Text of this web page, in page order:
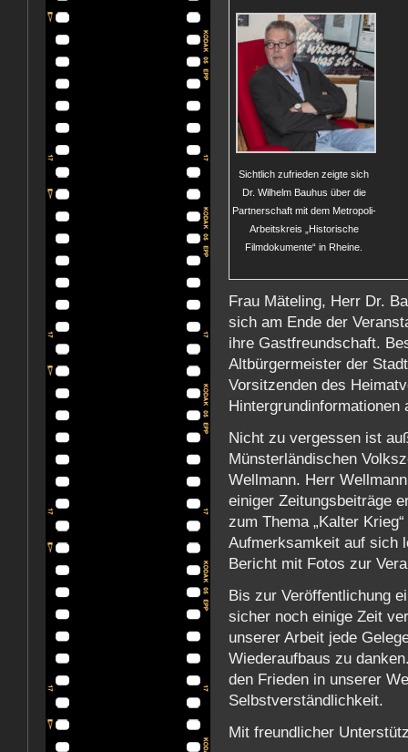
Sichtlich zufrieden zeigte sich
Dr. Wilhelm Bauhus über die
Partnerschaft mit dem Metropoli-
Arbeitskreis „Historische
Filmdokumente“ in Rheine.
Frau Mäteling, Herr Dr.
sich am Ende der
ihre Gastfreundschaft.
Altbürgermeister der
Vorsitzenden des
Hintergrundinformationen
Nicht zu vergessen ist
Münsterländischen
Wellmann. Herr
einiger Zeitungsbeiträge
zum Thema „Kalter
Aufmerksamkeit auf sich
Bericht mit Fotos zur
Bis zur Veröffentlichung
sicher noch einige Zeit
unserer Arbeit jede
Wiederaufbaus zu
den Frieden in unserer
Selbstverständlichkeit.
Mit freundlicher